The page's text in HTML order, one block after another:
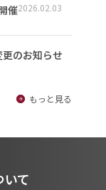
催2026.02.03
更のお知らせ
もっと見る
て